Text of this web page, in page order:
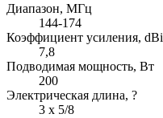
Диапазон, МГц
144-174
Коэффициент усиления, dBi
7,8
Подводимая мощность, Вт
200
Электрическая длина, ?
3 x 5/8